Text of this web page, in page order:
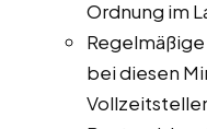
Ordnung im
bei diesen